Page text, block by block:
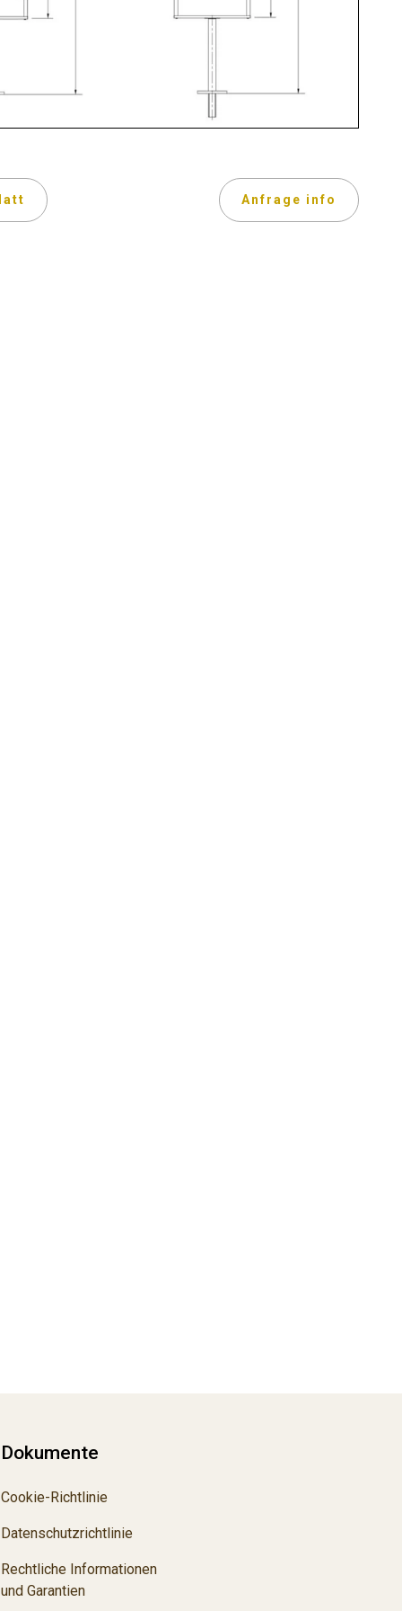
Anfrage info
Dokumente
Cookie-Richtlinie
Datenschutzrichtlinie
Rechtliche Informationen
und Garantien